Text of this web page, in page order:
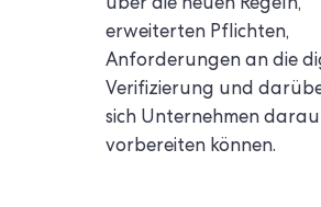
über die neuen Regeln,
erweiterten Pflichten,
Anforderungen an die
Verifizierung und
sich Unternehmen
vorbereiten können.